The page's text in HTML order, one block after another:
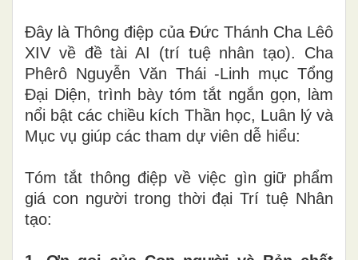
Đây là Thông điệp của Đức Thánh Cha Lêô
XIV về đề tài AI (trí tuệ nhân tạo). Cha
Phêrô Nguyễn Văn Thái -Linh mục Tổng
Đại Diện, trình bày tóm tắt ngắn gọn, làm
nổi bật các chiều kích Thần học, Luân lý và
Mục vụ giúp các tham dự viên dễ hiểu:
Tóm tắt thông điệp về việc gìn giữ phẩm
giá con người trong thời đại Trí tuệ Nhân
tạo: